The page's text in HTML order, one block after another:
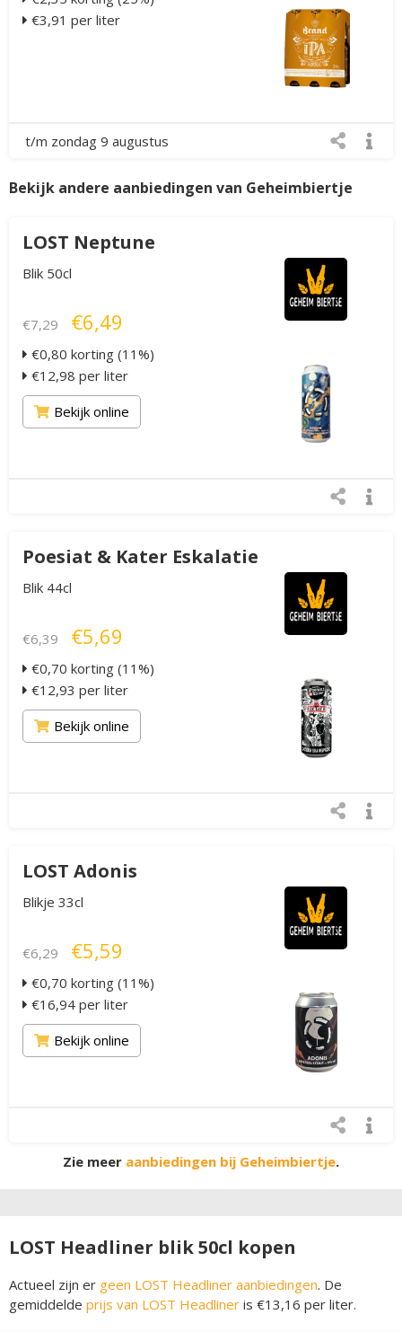
€3,91 per liter
t/m zondag 9 augustus
Bekijk andere aanbiedingen van Geheimbiertje
LOST Neptune
Blik 50cl
€7,29 €6,49
€0,80 korting (11%)
€12,98 per liter
Bekijk online
Poesiat & Kater Eskalatie
Blik 44cl
€6,39 €5,69
€0,70 korting (11%)
€12,93 per liter
Bekijk online
LOST Adonis
Blikje 33cl
€6,29 €5,59
€0,70 korting (11%)
€16,94 per liter
Bekijk online
Zie meer aanbiedingen bij Geheimbiertje.
LOST Headliner blik 50cl kopen
Actueel zijn er geen LOST Headliner aanbiedingen. De
gemiddelde prijs van LOST Headliner is €13,16 per liter.